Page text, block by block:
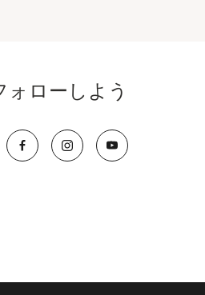
ォローしよう